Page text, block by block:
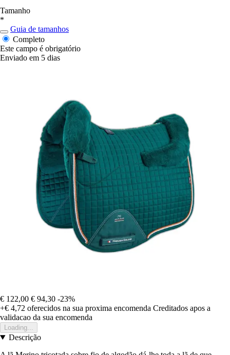
Tamanho
*
Guia de tamanhos
Completo
Este campo é obrigatório
Enviado em 5 dias
€ 122,00 € 94,30 -23%
+€ 4,72 oferecidos na sua proxima encomenda Creditados apos a
validacao da sua encomenda
Loading...
Descrição